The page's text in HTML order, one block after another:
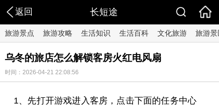
返回 长短途
旅游景点 旅游攻略 生活知识 生活百科 文化旅游 旅游景
乌冬的旅店怎么解锁客房火红电风扇
时间：2026-04-21 22:08:56
1、先打开游戏进入客房，点击下面的任务中心